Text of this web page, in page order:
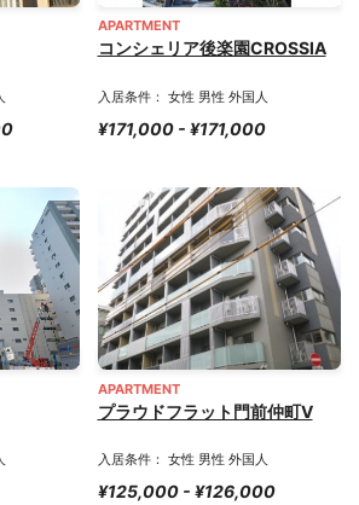
APARTMENT
コンシェリア後楽園CROSSIA
入居条件： 女性 男性 外国人
¥171,000 - ¥171,000
APARTMENT
プラウドフラット門前仲町Ⅴ
入居条件： 女性 男性 外国人
¥125,000 - ¥126,000